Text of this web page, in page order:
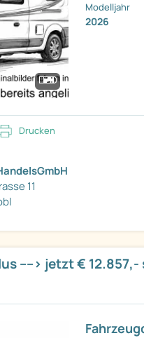
Modelljahr
2026
Drucken
11
----> jetzt €